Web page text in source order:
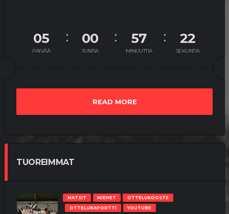
05
PÄIVÄÄ
00
TUNTIA
57
MINUUTTIA
22
SEKUNTIA
READ MORE
TUOREIMMAT
MATSIT MIEHET
OTTELUKOOSTE
OTTELURAPORTTI
YOUTUBE